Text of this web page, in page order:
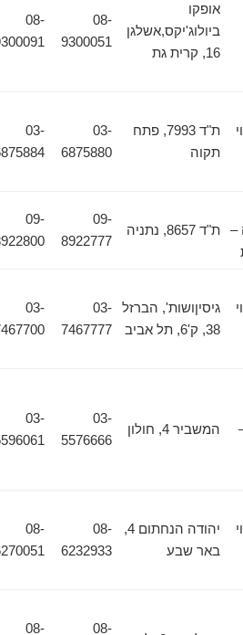
אופקו
ביולוג'יקס,אשלגן
16, קרית גת
08-
9300051
08-
9300091
ת"ד 7993, פתח
תקוה
03-
6875880
03-
6875884
ת"ד 8657, נתניה
09-
8922777
09-
8922800
גיסיןושות', הברזל
38, ק'6, תל אביב
03-
7467777
03-
7467700
המשביר 4, חולון
03-
5576666
03-
5596061
יהודה הנחתום 4,
באר שבע
08-
6232933
08-
6270051
08-
08-